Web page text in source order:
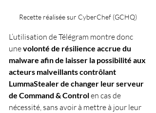
Recette réalisée sur CyberChef (GCHQ)
L’utilisation de Télégram montre donc
une volonté de résilience accrue du
malware afin de laisser la possibilité aux
acteurs malveillants contrôlant
LummaStealer de changer leur serveur
de Command & Control en cas de
nécessité, sans avoir à mettre à jour leur